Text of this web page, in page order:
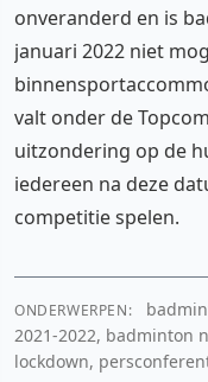
onveranderd en is
januari 2022 niet
valt onder de
uitzondering op de
iedereen na deze
competitie spelen.
ONDERWERPEN:
2021-2022, badminton
lockdown,